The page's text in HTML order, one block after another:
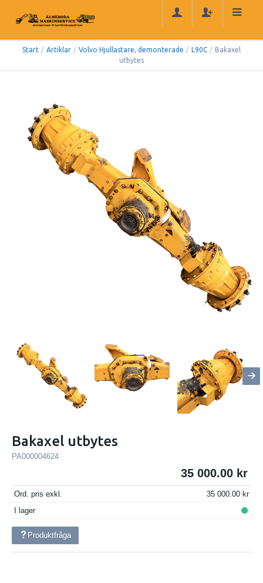
Start / Artiklar / Volvo Hjullastare, demonterade / L90C / Bakaxel
utbytes
Bakaxel utbytes
PA000004624
35 000.00
Ord. pris exkl.
35 000.00
I lager
Produktfråga